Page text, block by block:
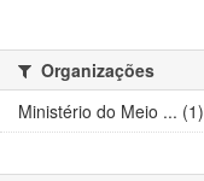
Organizações
Ministério do Meio ... (1)